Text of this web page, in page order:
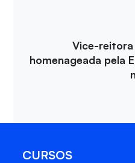
Vice-reitora
homenageada pela
CURSOS